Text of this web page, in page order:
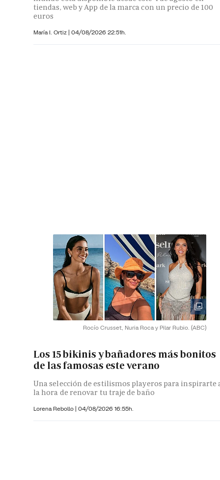
tiendas, web y App de la marca con un precio de 100
euros
María I. Ortiz | 04/08/2026 22:51h.
Rocío Crusset, Nuria Roca y Pilar Rubio. (ABC)
Los 15 bikinis y bañadores más bonitos
de las famosas este verano
Una selección de estilismos playeros para inspirarte
la hora de renovar tu traje de baño
Lorena Rebollo | 04/08/2026 16:55h.